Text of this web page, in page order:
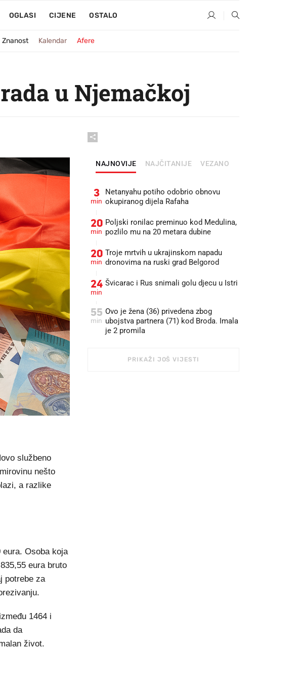
OGLASI CIJENE OSTALO
Znanost Kalendar Afere
u Njemačkoj
službeno
nešto
a razlike
Osoba koja
eura bruto
potrebe za
1464 i
da
život.
NAJNOVIJE NAJČITANIJE VEZANO
3
min
Netanyahu potiho odobrio obnovu
okupiranog dijela Rafaha
20
min
Poljski ronilac preminuo kod Medulina,
pozlilo mu na 20 metara dubine
20
min
Troje mrtvih u ukrajinskom napadu
dronovima na ruski grad Belgorod
24
min
Švicarac i Rus snimali golu djecu u Istri
55
min
Ovo je žena (36) privedena zbog
ubojstva partnera (71) kod Broda. Imala
je 2 promila
PRIKAŽI JOŠ VIJESTI